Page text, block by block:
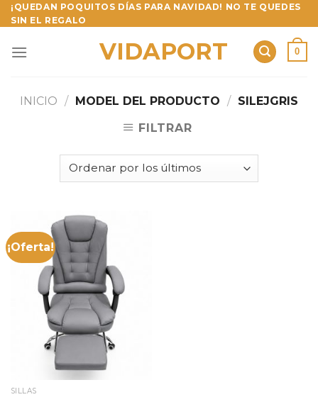
Skip
to
¡QUEDAN POQUITOS DÍAS PARA NAVIDAD! NO TE QUEDES
SIN EL REGALO
VIDAPORT 0
INICIO / MODEL DEL PRODUCTO / SILEJGRIS
FILTRAR
¡Oferta!
SILLAS